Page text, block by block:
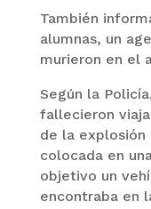
También
alumnas, un
murieron en el
Según la
fallecieron
de la explosión
colocada en
objetivo un
encontraba en